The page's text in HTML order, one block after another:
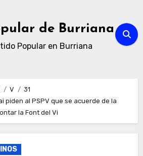
de Burriana
Popular en Burriana
V
31
piden al PSPV que se acuerde de la
la Font del Vi